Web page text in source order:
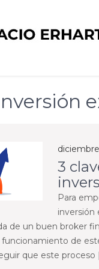
3
Para
inversión
de un buen broker
de
que este proceso